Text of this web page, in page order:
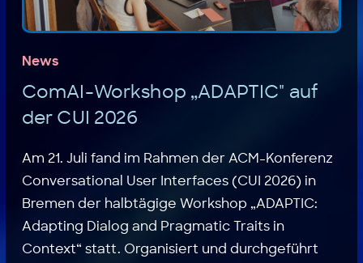
News
ComAI-Workshop „ADAPTIC" auf
der CUI 2026
Am 21. Juli fand im Rahmen der ACM-Konferenz
Conversational User Interfaces (CUI 2026) in
Bremen der halbtägige Workshop „ADAPTIC:
Adapting Dialog and Pragmatic Traits in
Context“ statt. Organisiert und durchgeführt